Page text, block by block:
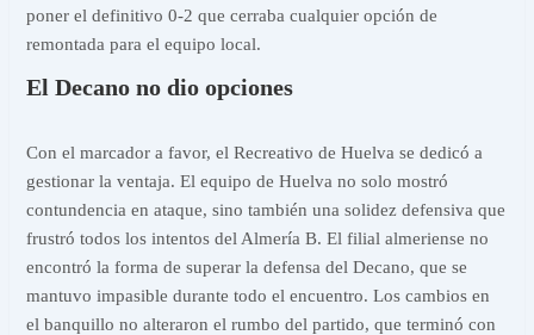
poner el definitivo 0-2 que cerraba cualquier opción de
remontada para el equipo local.
El Decano no dio opciones
Con el marcador a favor, el Recreativo de Huelva se dedicó a
gestionar la ventaja. El equipo de Huelva no solo mostró
contundencia en ataque, sino también una solidez defensiva que
frustró todos los intentos del Almería B. El filial almeriense no
encontró la forma de superar la defensa del Decano, que se
mantuvo impasible durante todo el encuentro. Los cambios en
el banquillo no alteraron el rumbo del partido, que terminó con